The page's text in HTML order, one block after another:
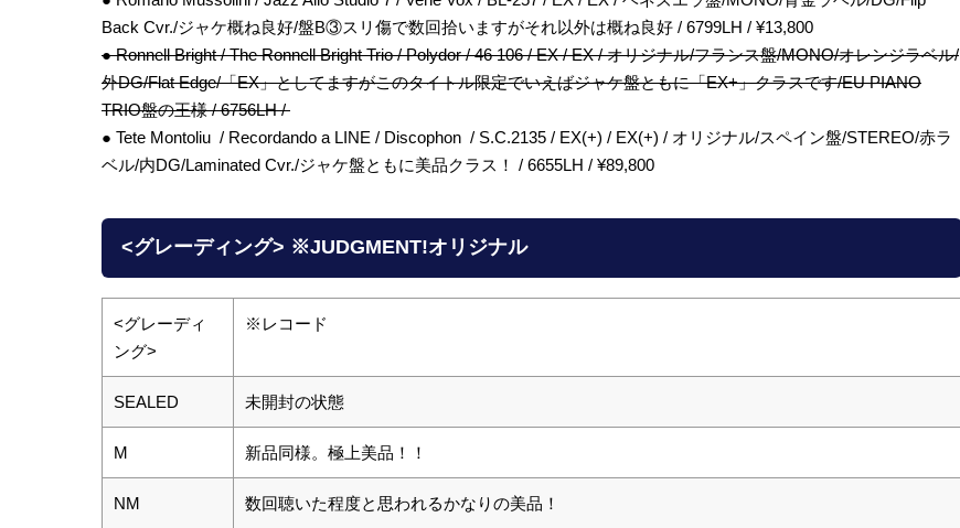
Back Cvr./ジャケ概ね良好/盤B③スリ傷で数回拾いますがそれ以外は概ね良好 / 6799LH / ¥13,800
● Ronnell Bright / The Ronnell Bright Trio / Polydor / 46 106 / EX / EX / オリジナル/フランス盤/MONO/オレンジラベル/
外DG/Flat Edge/「EX」としてますがこのタイトル限定でいえばジャケ盤ともに「EX+」クラスです/EU PIANO
TRIO盤の王様 / 6756LH /
● Tete Montoliu / Recordando a LINE / Discophon / S.C.2135 / EX(+) / EX(+) / オリジナル/スペイン盤/STEREO/赤ラ
ベル/内DG/Laminated Cvr./ジャケ盤ともに美品クラス！ / 6655LH / ¥89,800
<グレーディング> ※JUDGMENT!オリジナル
<グレーディ
ング>
※レコード
SEALED 未開封の状態
M 新品同様。極上美品！！
NM 数回聴いた程度と思われるかなりの美品！